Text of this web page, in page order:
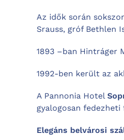
Az idők során
Srauss, gróf Bethlen
1893 –ban Hintráger
1992-ben került az
A Pannonia Hotel
gyalogosan
Elegáns belvárosi